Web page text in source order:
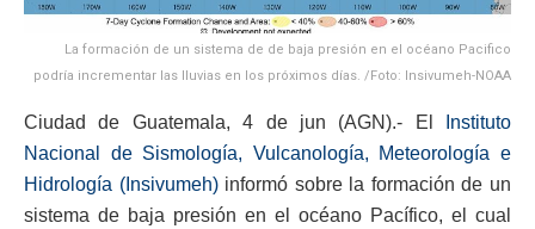
La formación de un sistema de de baja presión en el océano Pacifico
podría incrementar las lluvias en los próximos días. /Foto: Insivumeh-NOAA
Ciudad de Guatemala, 4 de jun (AGN).- El
Instituto
Nacional de Sismología, Vulcanología, Meteorología e
Hidrología (Insivumeh)informó sobre la formación de un
sistema de baja presión en el océano Pacífico, el cual